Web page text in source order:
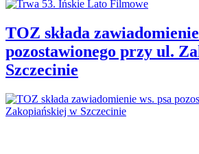
TOZ składa
pozostawionego przy ul.
Szczecinie